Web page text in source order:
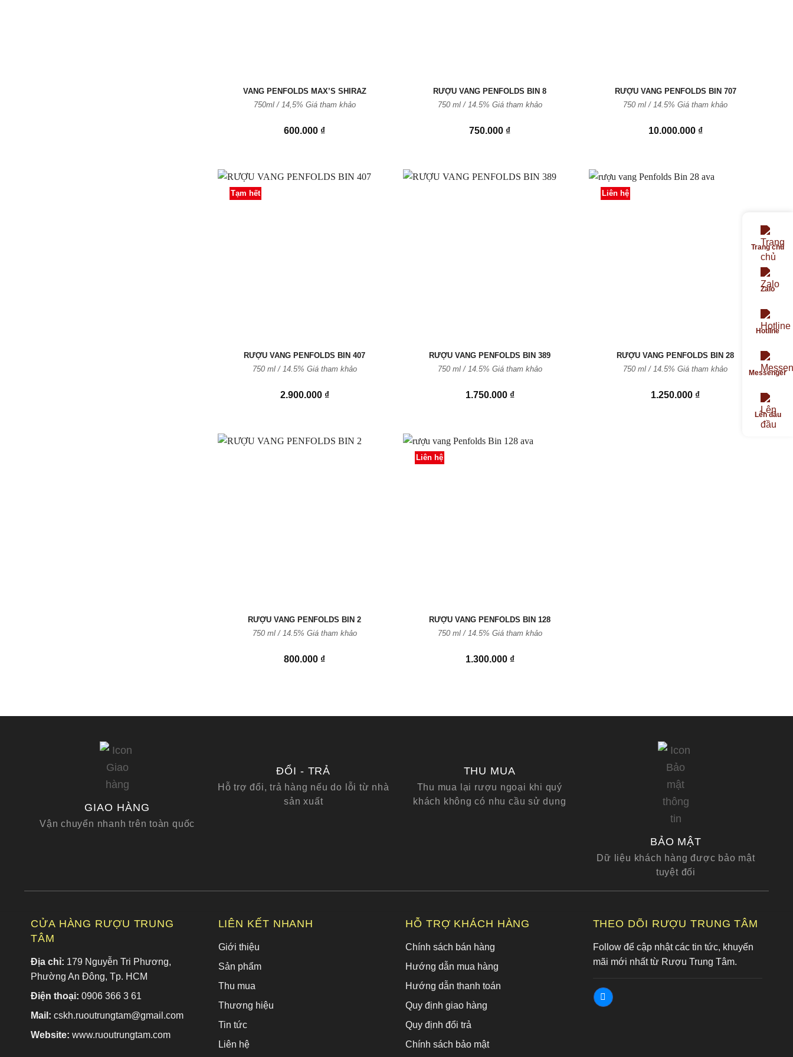
VANG PENFOLDS MAX’S SHIRAZ
600.000 ₫
750ml / 14,5% Giá tham khảo
RƯỢU VANG PENFOLDS BIN 8
750.000 ₫
750 ml / 14.5% Giá tham khảo
RƯỢU VANG PENFOLDS BIN 707
10.000.000 ₫
750 ml / 14.5% Giá tham khảo
Tạm hết
RƯỢU VANG PENFOLDS BIN 407
2.900.000 ₫
750 ml / 14.5% Giá tham khảo
RƯỢU VANG PENFOLDS BIN 389
1.750.000 ₫
750 ml / 14.5% Giá tham khảo
Liên hệ
thích
RƯỢU VANG PENFOLDS BIN 28
1.250.000 ₫
750 ml / 14.5% Giá tham khảo
RƯỢU VANG PENFOLDS BIN 2
800.000 ₫
750 ml / 14.5% Giá tham khảo
Liên hệ
RƯỢU VANG PENFOLDS BIN 128
1.300.000 ₫
750 ml / 14.5% Giá tham khảo
GIAO HÀNG
Vận chuyển nhanh trên toàn quốc
ĐỔI - TRẢ
Hỗ trợ đổi, trả hàng nếu do lỗi từ nhà
sản xuất
THU MUA
Thu mua lại rượu ngoại khi quý
khách không có nhu cầu sử dụng
BẢO MẬT
Dữ liệu khách hàng được bảo mật
tuyệt đối
CỬA HÀNG RƯỢU TRUNG
TÂM
Địa chỉ: 179 Nguyễn Tri Phương,
Phường An Đông, Tp. HCM
Điện thoại: 0906 366 3 61
Mail: cskh.ruoutrungtam@gmail.com
Website: www.ruoutrungtam.com
LIÊN KẾT NHANH
Giới thiệu
Sản phẩm
Thu mua
Thương hiệu
Tin tức
Liên hệ
HỖ TRỢ KHÁCH HÀNG
Chính sách bán hàng
Hướng dẫn mua hàng
Hướng dẫn thanh toán
Quy định giao hàng
Quy định đổi trả
Chính sách bảo mật
THEO DÕI RƯỢU TRUNG TÂM
Follow để cập nhật các tin tức, khuyến
mãi mới nhất từ Rượu Trung Tâm.
Trang chủ
Zalo
Hotline
Messenger
Lên đầu